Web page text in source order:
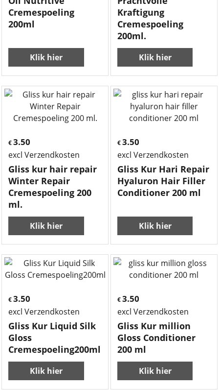
Cremespoeling
200ml
Klik hier
Kraftigung
Cremespoeling
200ml.
Klik hier
€ 3.50
excl Verzendkosten
Gliss kur hair repair
Winter Repair
Cremespoeling 200
ml.
Klik hier
€3.50
excl Verzendkosten
Gliss Kur Hari Repair
Hyaluron Hair Filler
Conditioner 200 ml
Klik hier
€ 3.50
excl Verzendkosten
Gliss Kur Liquid Silk
Gloss
Cremespoeling200ml
Klik hier
€3.50
excl Verzendkosten
Gliss Kur million
Gloss Conditioner
200 ml
Klik hier